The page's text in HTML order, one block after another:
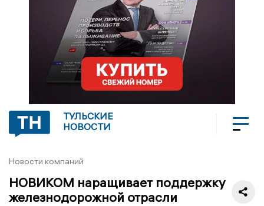
ТУЛЬСКИЕ
НОВОСТИ
Новости компаний
НОВИКОМ наращивает поддержку
железнодорожной отрасли